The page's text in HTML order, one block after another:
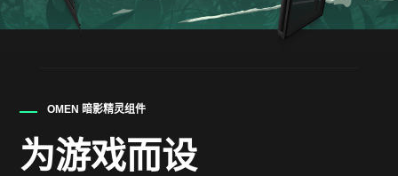
OMEN 暗影精灵组件
为游戏而设